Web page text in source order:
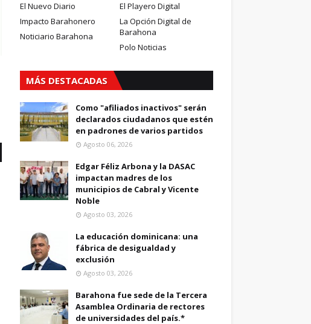
El Nuevo Diario
El Playero Digital
Impacto Barahonero
La Opción Digital de
Barahona
Noticiario Barahona
Polo Noticias
MÁS DESTACADAS
Como "afiliados inactivos" serán
declarados ciudadanos que estén
en padrones de varios partidos
Agosto 06, 2026
Edgar Féliz Arbona y la DASAC
impactan madres de los
municipios de Cabral y Vicente
Noble
Agosto 03, 2026
La educación dominicana: una
fábrica de desigualdad y
exclusión
Agosto 03, 2026
Barahona fue sede de la Tercera
Asamblea Ordinaria de rectores
de universidades del país.*